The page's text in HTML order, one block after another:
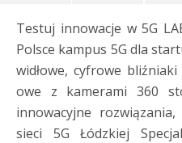
Testuj innowacje w 5G
Polsce kampus 5G dla
widłowe, cyfrowe
owe z kamerami 360
innowacyjne
sieci 5G Łódzkiej